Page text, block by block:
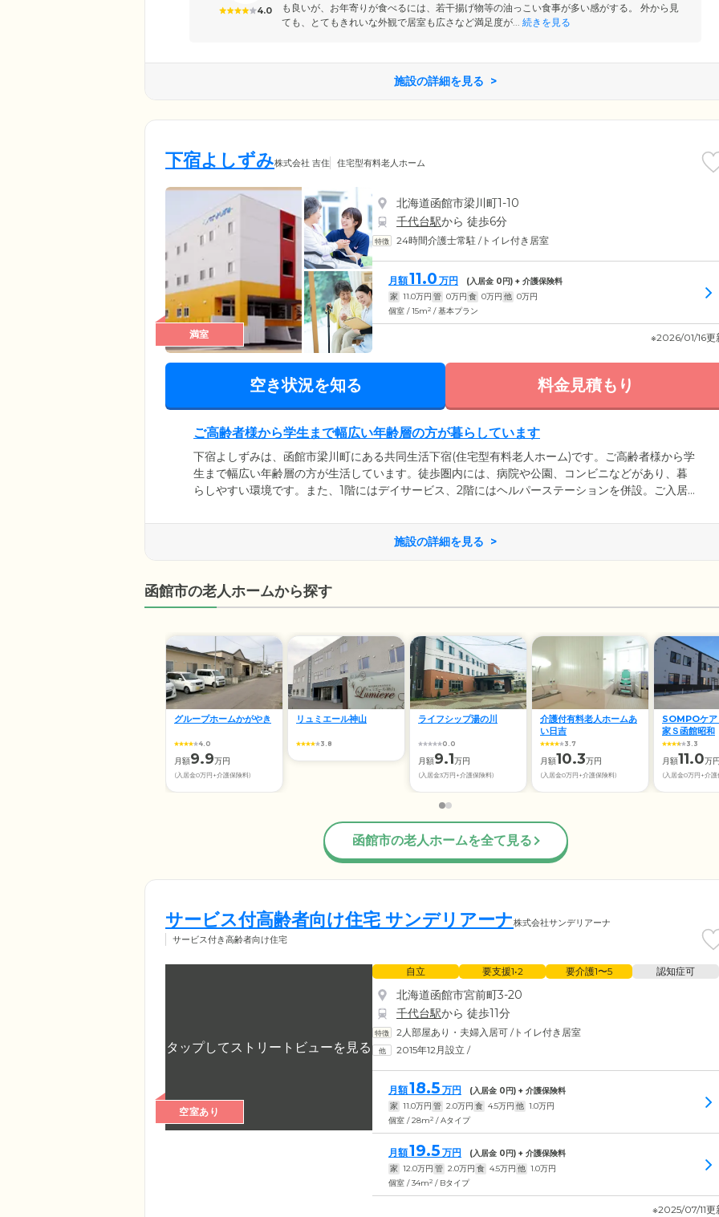
4.0
も良いが、お年寄りが食べるには、若干揚げ物等の油っこい食事が多い感がする。 外から見
ても、とてもきれいな外観で居室も広さなど満足度が...
続きを見る
施設の詳細を見る
下宿よしずみ株式会社 吉住 住宅型有料老人ホーム
満室
北海道函館市梁川町1-10
千代台駅から 徒歩6分
24時間介護士常駐 /トイレ付き居室
月額11.0 万円 (入居金 0 円) + 介護保険料
家 11.0万円 管 0万円 食 0万円 他 0万円
個室 / 15m2 / 基本プラン
※2026/01/16更
空き状況を知る 料金見積もり
ご高齢者様から学生まで幅広い年齢層の方が暮らしています
下宿よしずみは、函館市梁川町にある共同生活下宿(住宅型有料老人ホーム)です。ご高齢者様から学
生まで幅広い年齢層の方が生活しています。徒歩圏内には、病院や公園、コンビニなどがあり、暮
らしやすい環境です。また、1階にはデイサービス、2階にはヘルパーステーションを併設。ご入居
が24時間常駐。夜間の安否確認を実施しています。さらに日中は看護師が常駐。ご入居のみなさま
の健康管理を行っています。安心・快適に過ごしていただけるように、サービスの充実に努めてい
施設の詳細を見る
函館市の老人ホームから探す
グループホームかがやき
4.0
月額9.9万円
(入居金0万円+介護保険料)
リュミエール神山
3.8
ライフシップ湯の川
0.0
月額9.1万円
(入居金3万円+介護保険料)
介護付有料老人ホームあ
い日吉
3.7
月額10.3万円
(入居金0万円+介護保険料)
SOMPOケア
家Ｓ函館昭和
3.3
月額11.0万
(入居金0万円+介護
函館市の老人ホームを全て見る
サービス付高齢者向け住宅 サンデリアーナ株式会社サンデリアーナ
サービス付き高齢者向け住宅
空室あり
自立 要支援1•2 要介護1〜5 認知症可
北海道函館市宮前町3-20
千代台駅から 徒歩11分
2人部屋あり・夫婦入居可 /トイレ付き居室
2015年12月設立 /
月額18.5 万円 (入居金 0 円) + 介護保険料
家 11.0万円 管 2.0万円 食 4.5万円 他 1.0万円
個室 / 28m2 / Aタイプ
月額19.5 万円 (入居金 0 円) + 介護保険料
家 12.0万円 管 2.0万円 食 4.5万円 他 1.0万円
個室 / 34m2 / Bタイプ
※2025/07/11更